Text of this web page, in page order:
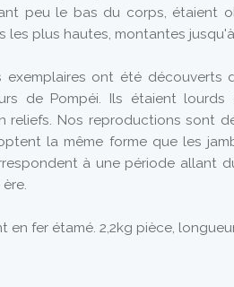
peu le bas du corps, étaient
les plus hautes, montantes
exemplaires ont été découverts
de Pompéi. Ils étaient
reliefs. Nos reproductions sont
la même forme que les
à une période allant
en fer étamé. 2,2kg pièce,